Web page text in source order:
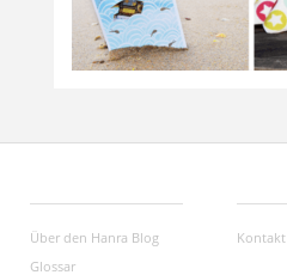
Über den Hanra Blog
Glossar
Kontakt